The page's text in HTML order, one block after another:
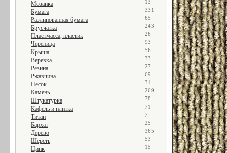
Мозаика 13
Бумага 331
Разлинованная бумага 65
Брусчатка 243
Пластмасса, пластик 26
Черепица 93
Крыша 56
Веревка 33
Резина 27
Ржавчина 69
Песок 31
Камень 269
Штукатурка 78
Кафель и плитка 71
Титан 7
Бархат 25
Дерево 365
Шерсть 53
Цинк 15